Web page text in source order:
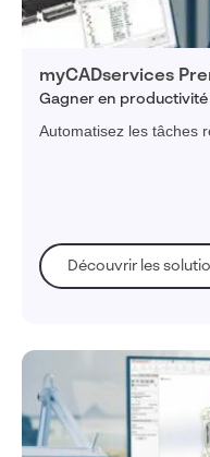
myCADservices
Gagner en
produit
Automatisez les tâches
Découvrir les